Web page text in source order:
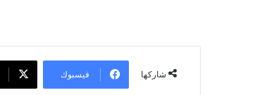
شاركها فيسبوك